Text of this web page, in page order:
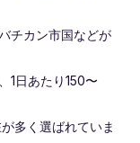
チカン市国などが
1日あたり150〜
多く選ばれていま